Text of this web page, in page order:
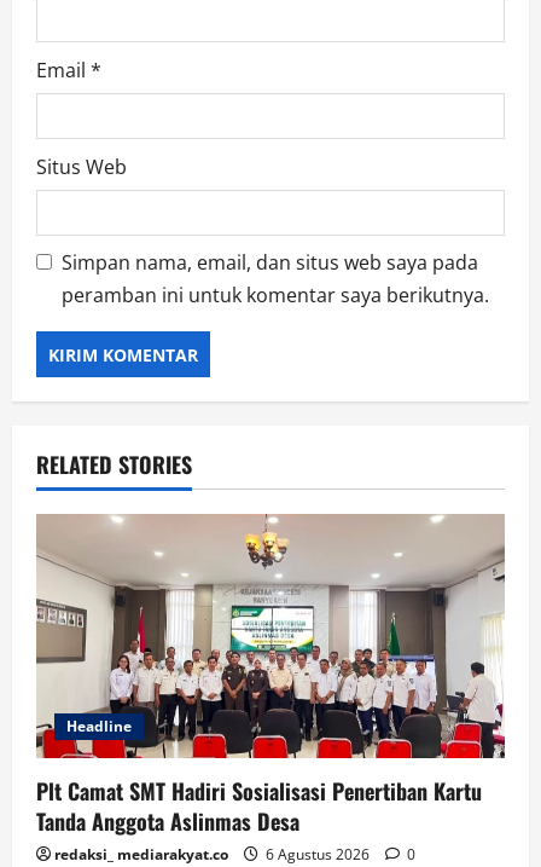
Email *
Situs Web
Simpan nama, email, dan situs web saya pada
peramban ini untuk komentar saya berikutnya.
RELATED STORIES
Headline
Plt Camat SMT Hadiri Sosialisasi Penertiban Kartu
Tanda Anggota Aslinmas Desa
redaksi_ mediarakyat.co 6 Agustus 2026 0